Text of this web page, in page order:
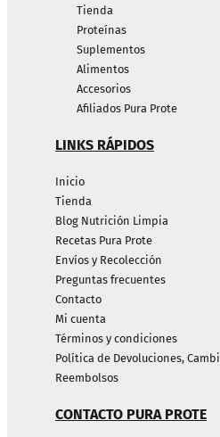
Tienda
Proteínas
Suplementos
Alimentos
Accesorios
Afiliados Pura Prote
LINKS RÁPIDOS
Inicio
Tienda
Blog Nutrición Limpia
Recetas Pura Prote
Envíos y Recolección
Preguntas frecuentes
Contacto
Mi cuenta
Términos y condiciones
Política de Devoluciones,
Reembolsos
CONTACTO PURA PROTE